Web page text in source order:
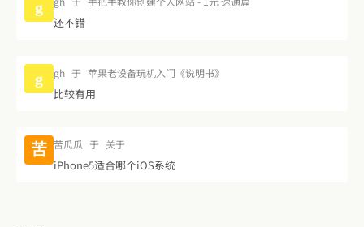
g
还不错
g gh 于 苹果老设备玩机入门《说明书》
比较有用
苦 苦瓜瓜 于 关于
iPhone5适合哪个iOS系统